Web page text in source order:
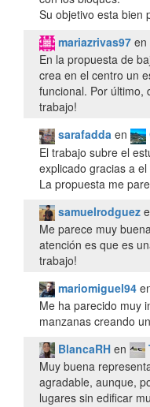
Su objetivo esta bien
mariazrivas97 en
En la propuesta de
crea en el centro un
funcional. Por último,
trabajo!
sarafadda en
El trabajo subre el
explicado gracias a
La propuesta me
samuelrodguez
Me parece muy
atención es que es
trabajo!
mariomiguel94
Me ha parecido muy
manzanas creando
BlancaRH en
Muy buena
agradable, aunque,
lugares sin edificar